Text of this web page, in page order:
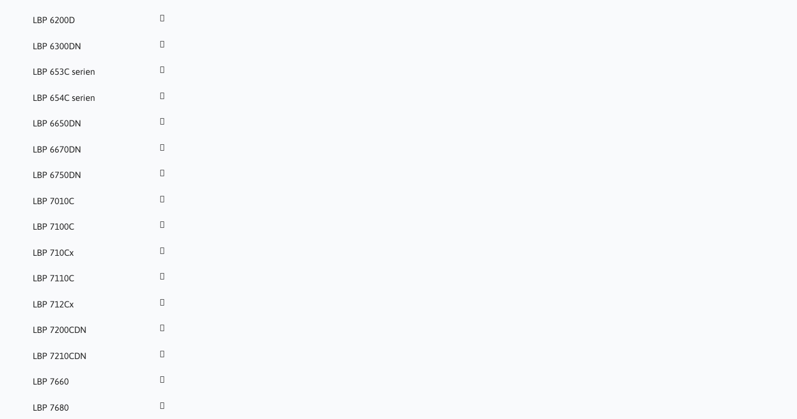
LBP 6200D
LBP 6300DN
LBP 653C serien
LBP 654C serien
LBP 6650DN
LBP 6670DN
LBP 6750DN
LBP 7010C
LBP 7100C
LBP 710Cx
LBP 7110C
LBP 712Cx
LBP 7200CDN
LBP 7210CDN
LBP 7660
LBP 7680